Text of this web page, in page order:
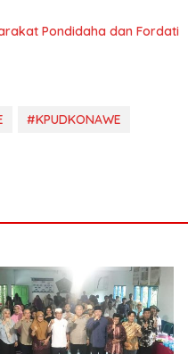
Pondidaha dan Fordati
#KPUDKONAWE